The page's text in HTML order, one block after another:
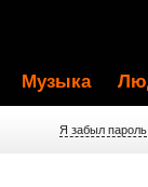
Музыка
Я забыл пароль